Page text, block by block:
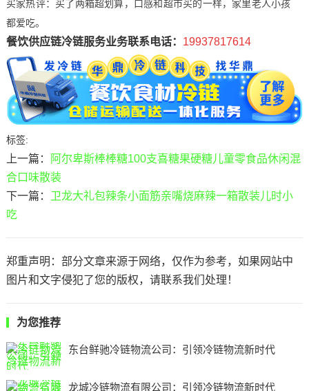
买家热评：买了两箱超划算，口感和超市买的一样，家里老人小孩
都爱吃。
餐饮供应链冷链服务业务联系电话： 19937817614
标签:
上一篇：
阿尔卑斯棒棒糖100支喜糖果硬糖儿童零食品休闲混
合口味散装
下一篇： 卫龙大礼包辣条小面筋亲嘴烧麻辣一箱散装儿时小
吃
郑重声明：部分文章来源于网络，仅作为参考，如果网站中
图片和文字侵犯了您的版权，请联系我们处理！
为您推荐
东台鲜驰冷链物流公司：引领冷链物流新时代
龙城冷链物流有限公司：引领冷链物流新时代